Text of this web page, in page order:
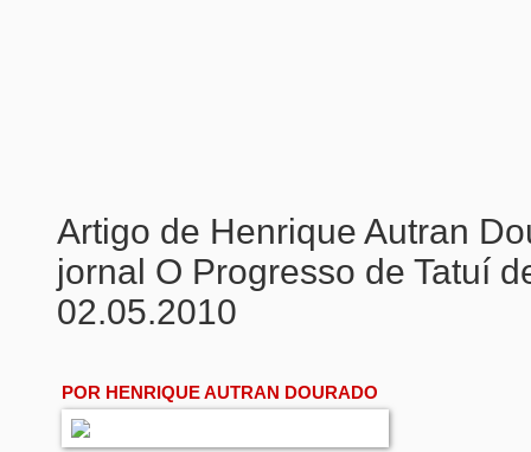
Artigo de Henrique Autran
jornal O Progresso de Tatuí
02.05.2010
POR HENRIQUE AUTRAN DOURADO